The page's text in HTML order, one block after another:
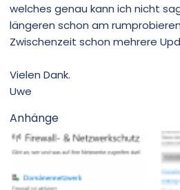
welches genau kann ich nicht
längeren schon am
Zwischenzeit schon mehrere
Vielen Dank.
Uwe
Anhänge